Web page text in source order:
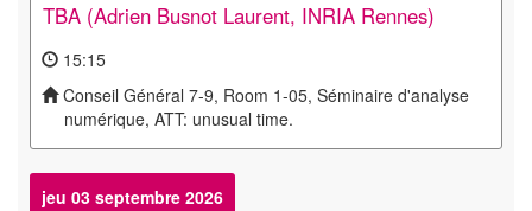
TBA (Adrien Busnot Laurent, INRIA Rennes)
15:15
Conseil Général 7-9, Room 1-05, Séminaire d'analyse
numérique, ATT: unusual time.
jeu 03 septembre 2026